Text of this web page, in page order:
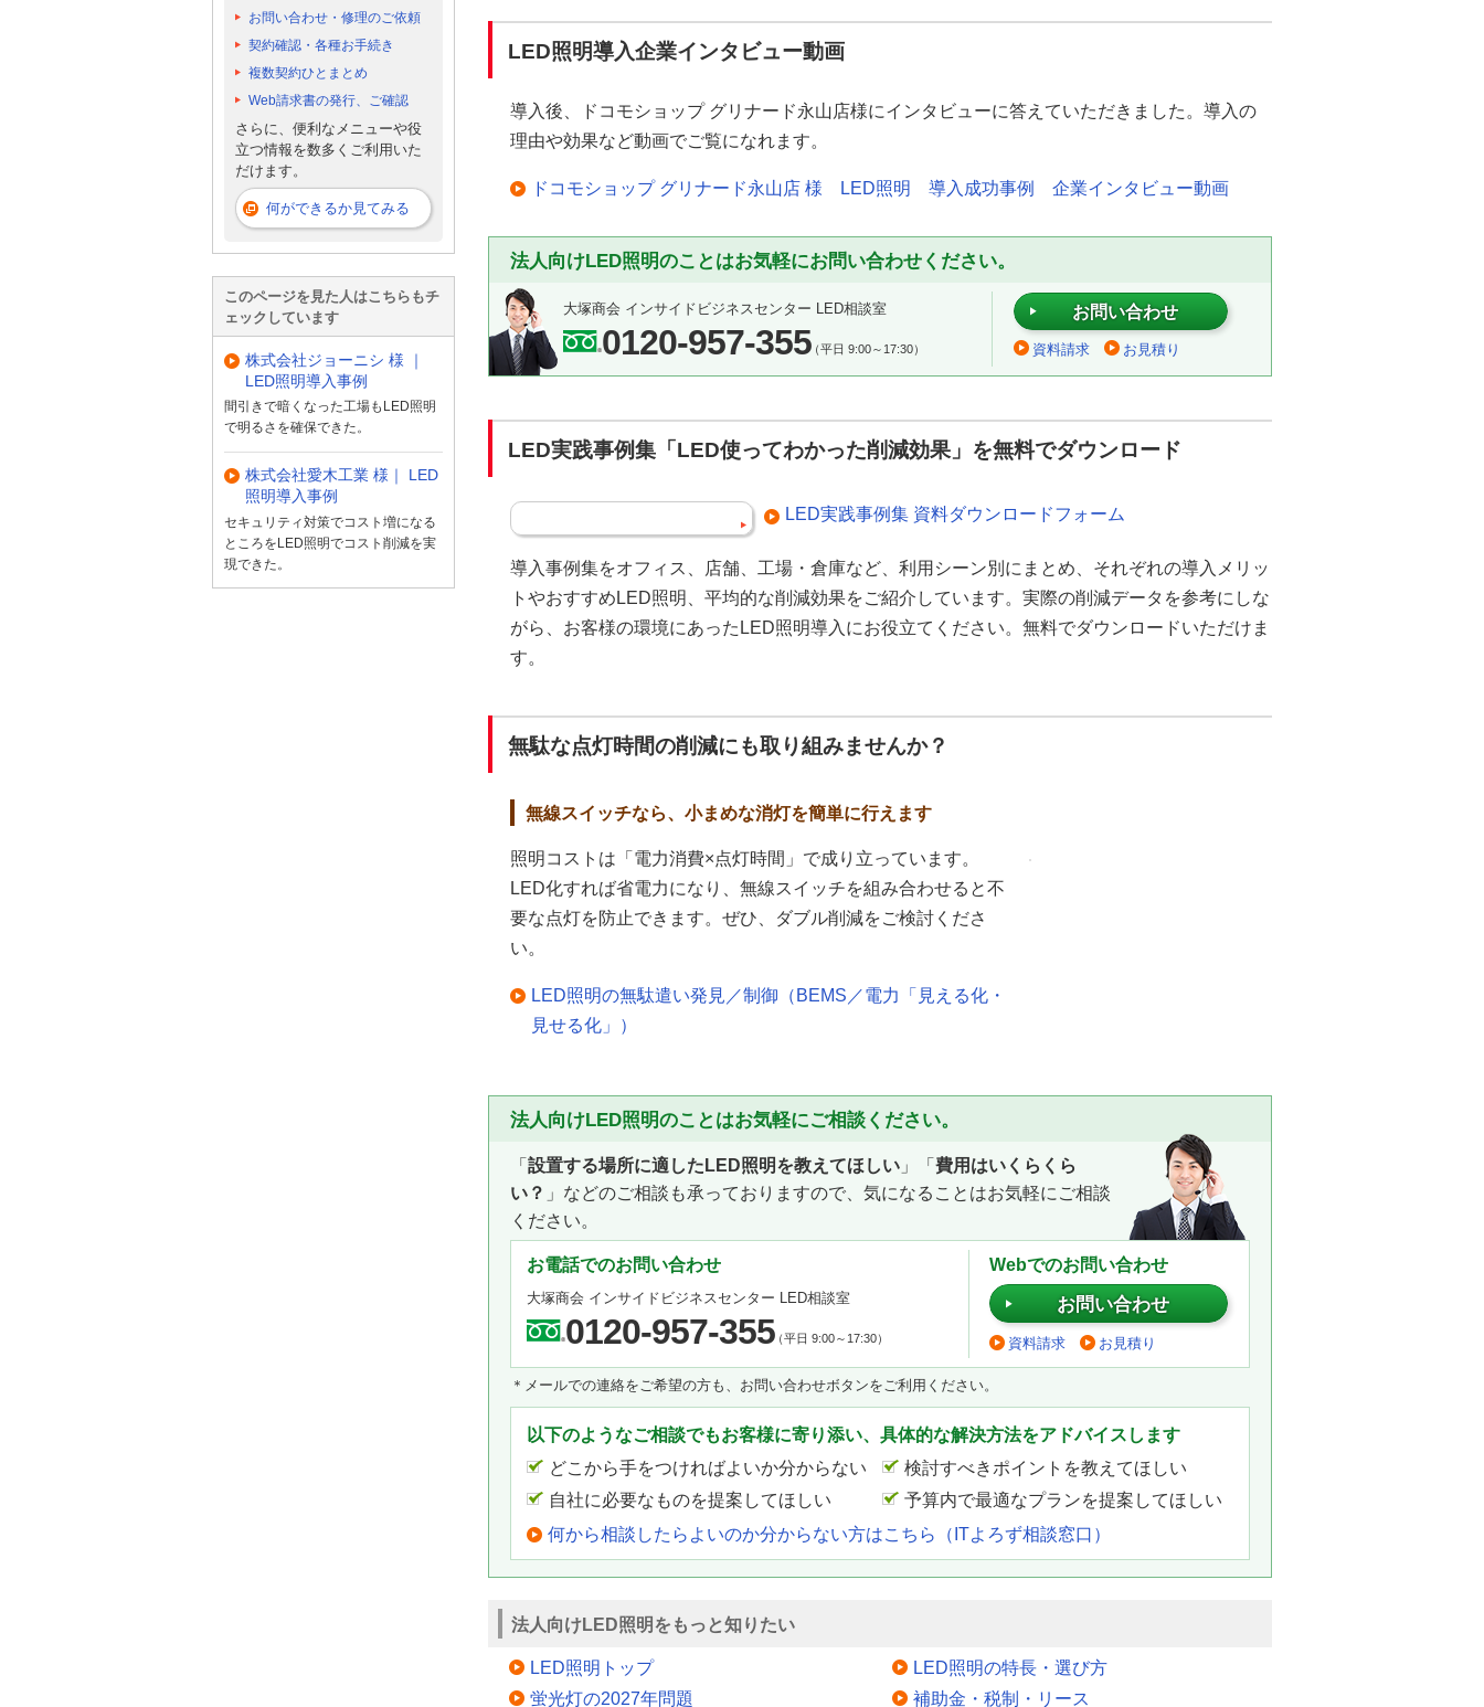
LED照明導入企業インタビュー動画
導入後、ドコモショップ グリナード永山店様にインタビューに答えていただきました。導入の
理由や効果など動画でご覧になれます。
ドコモショップ グリナード永山店 様 LED照明 導入成功事例 企業インタビュー動画
法人向けLED照明のことはお気軽にお問い合わせください。
大塚商会 インサイドビジネスセンター LED相談室
0120-957-355（平日 9:00～17:30）
お問い合わせ
資料請求 お見積り
LED実践事例集「LED使ってわかった削減効果」を無料でダウンロード
LED実践事例集 資料ダウンロードフォーム
導入事例集をオフィス、店舗、工場・倉庫など、利用シーン別にまとめ、それぞれの導入メリッ
トやおすすめLED照明、平均的な削減効果をご紹介しています。実際の削減データを参考にしな
がら、お客様の環境にあったLED照明導入にお役立てください。無料でダウンロードいただけま
す。
無駄な点灯時間の削減にも取り組みませんか？
無線スイッチなら、小まめな消灯を簡単に行えます
照明コストは「電力消費×点灯時間」で成り立っています。
LED化すれば省電力になり、無線スイッチを組み合わせると不
要な点灯を防止できます。ぜひ、ダブル削減をご検討くださ
い。
LED照明の無駄遣い発見／制御（BEMS／電力「見える化・
見せる化」）
法人向けLED照明のことはお気軽にご相談ください。
「 設置する場所に適したLED照明を教えてほしい 」「 費用はいくらくら
い？ 」などのご相談も承っておりますので、気になることはお気軽にご相談
ください。
お電話でのお問い合わせ
大塚商会 インサイドビジネスセンター LED相談室
0120-957-355（平日 9:00～17:30）
Webでのお問い合わせ
お問い合わせ
資料請求 お見積り
＊メールでの連絡をご希望の方も、お問い合わせボタンをご利用ください。
以下のようなご相談でもお客様に寄り添い、具体的な解決方法をアドバイスします
どこから手をつければよいか分からない
検討すべきポイントを教えてほしい
自社に必要なものを提案してほしい
予算内で最適なプランを提案してほしい
何から相談したらよいのか分からない方はこちら（ITよろず相談窓口）
法人向けLED照明をもっと知りたい
LED照明トップ
蛍光灯の2027年問題
LED照明の特長・選び方
補助金・税制・リース
お問い合わせ・修理のご依頼
契約確認・各種お手続き
複数契約ひとまとめ
Web請求書の発行、ご確認
さらに、便利なメニューや役
立つ情報を数多くご利用いた
だけます。
何ができるか見てみる
このページを見た人はこちらもチ
ェックしています
株式会社ジョーニシ 様 ｜
LED照明導入事例
間引きで暗くなった工場もLED照明
で明るさを確保できた。
株式会社愛木工業 様｜ LED
照明導入事例
セキュリティ対策でコスト増になる
ところをLED照明でコスト削減を実
現できた。